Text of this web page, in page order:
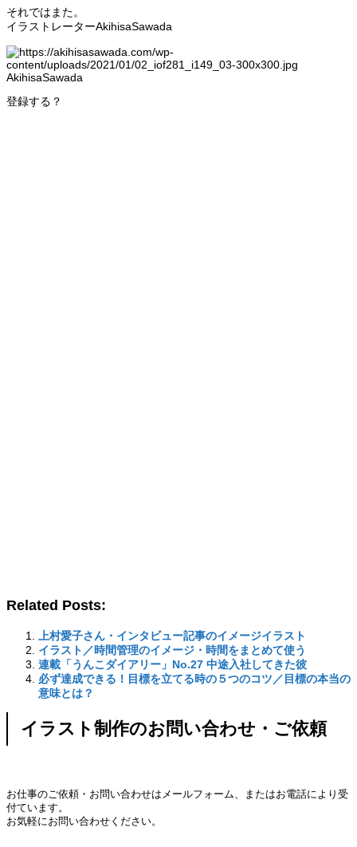
それではまた。
イラストレーターAkihisaSawada
AkihisaSawada
登録する？
Related Posts:
上村愛子さん・インタビュー記事のイメージイラスト
イラスト／時間管理のイメージ・時間をまとめて使う
連載「うんこダイアリー」No.27 中途入社してきた彼
必ず達成できる！目標を立てる時の５つのコツ／目標の本当の
意味とは？
イラスト制作のお問い合わせ・ご依頼
お仕事のご依頼・お問い合わせはメールフォーム、またはお電話により受
付ています。
お気軽にお問い合わせください。